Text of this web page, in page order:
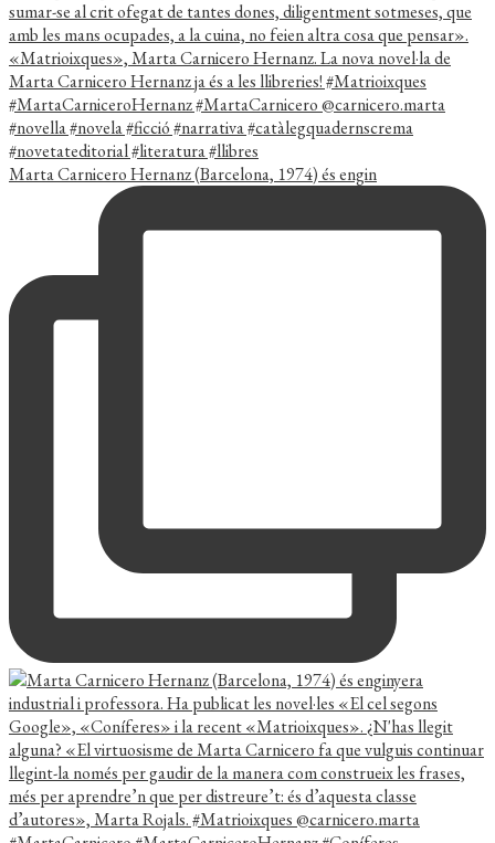
Marta Carnicero Hernanz (Barcelona, 1974) és engin